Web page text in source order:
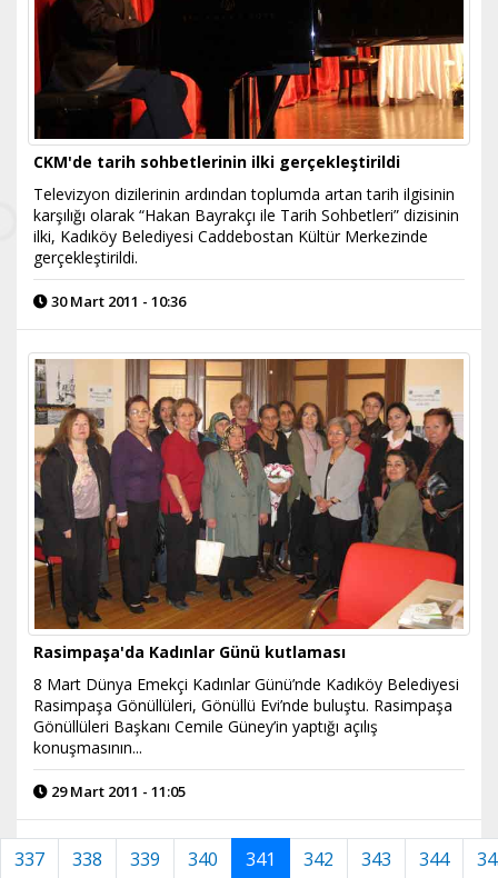
CKM'de tarih sohbetlerinin ilki gerçekleştirildi
Televizyon dizilerinin ardından toplumda artan tarih ilgisinin
karşılığı olarak “Hakan Bayrakçı ile Tarih Sohbetleri” dizisinin
ilki, Kadıköy Belediyesi Caddebostan Kültür Merkezinde
gerçekleştirildi.
30 Mart 2011 - 10:36
Rasimpaşa'da Kadınlar Günü kutlaması
8 Mart Dünya Emekçi Kadınlar Günü’nde Kadıköy Belediyesi
Rasimpaşa Gönüllüleri, Gönüllü Evi’nde buluştu. Rasimpaşa
Gönüllüleri Başkanı Cemile Güney’in yaptığı açılış
konuşmasının...
29 Mart 2011 - 11:05
337 338 339 340 341 342 343 344